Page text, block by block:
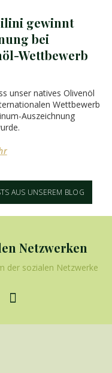
gewinnt
bei
Wettbewerb
unser natives Olivenöl
Wettbewerb
Auszeichnung
AUS UNSEREM BLOG
Netzwerken
der sozialen Netzwerke